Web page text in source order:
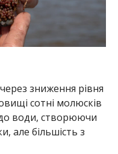
зниження рівня
сотні молюсків
води, створюючи
але більшість з